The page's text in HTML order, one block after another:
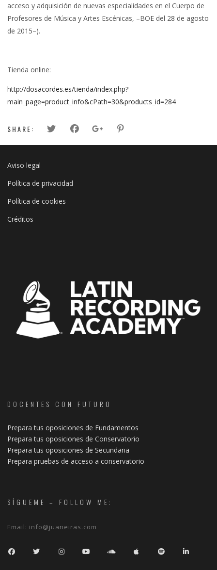
acceso y adquisición de nuevas especialidades en el Cuerpo de
Profesores de Música y Artes Escénicas, –BOE del 28 de agosto
de 2015–).
Tienda online:
http://dosacordes.es/tienda/index.php?
main_page=product_info&cPath=30&products_id=284
SHARE:
Aviso legal
Política de privacidad
Política de cookies
Créditos
DOCENTES CON FUTURO
Prepara tus oposiciones de Fundamentos
Prepara tus oposiciones de Conservatorio
Prepara tus oposiciones de Secundaria
Prepara pruebas de acceso a conservatorio
SÍGUEME – FOLLOW ME:
Email: info@juaneiras.com